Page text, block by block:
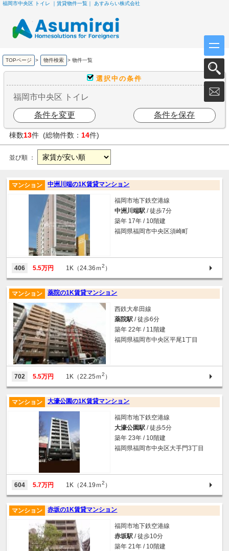
福岡市中央区 トイレ ｜賃貸物件一覧｜ あすみらい株式会社
TOPページ > 物件検索 > 物件一覧
選択中の条件
福岡市中央区 トイレ
条件を変更 条件を保存
棟数13件 (総物件数： 14件)
並び順 ：
中洲川端の1K賃貸マンション
マンション
福岡市地下鉄空港線
中洲川端駅 / 徒歩7分
築年 17年 / 10階建
福岡県福岡市中央区須崎町
406 5.5万円 1K（24.36ｍ2 ）
薬院の1K賃貸マンション
マンション
西鉄大牟田線
薬院駅 / 徒歩6分
築年 22年 / 11階建
福岡県福岡市中央区平尾1丁目
702 5.5万円 1K（22.25ｍ2 ）
大濠公園の1K賃貸マンション
マンション
福岡市地下鉄空港線
大濠公園駅 / 徒歩5分
築年 23年 / 10階建
福岡県福岡市中央区大手門3丁目
604 5.7万円 1K（24.19ｍ2 ）
赤坂の1K賃貸マンション
マンション
福岡市地下鉄空港線
赤坂駅 / 徒歩10分
築年 21年 / 10階建